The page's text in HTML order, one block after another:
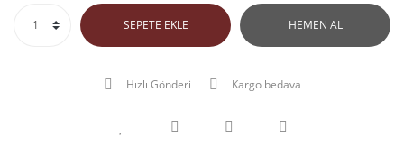
SEPETE EKLE HEMEN AL
Hızlı Gönderi Kargo bedava